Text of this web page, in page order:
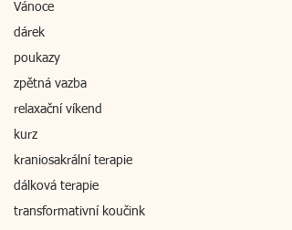
Vánoce
dárek
poukazy
zpětná vazba
relaxační víkend
kurz
kraniosakrální terapie
dálková terapie
transformativní koučink